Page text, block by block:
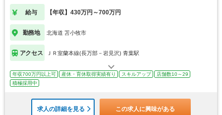
給与 【年収】430万円～700万円
勤務地 北海道 苫小牧市
アクセス ＪＲ室蘭本線(長万部－岩見沢) 青葉駅
年収700万円以上可 産休・育休取得実績有り スキルアップ
店舗数10～29
積極採用中
求人の詳細を見る この求人に興味がある